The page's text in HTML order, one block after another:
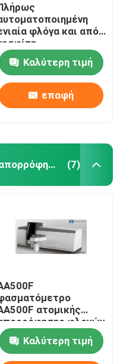
φλόγα και από
Spectrophotometer
ακτίνων
ατομικής
Καλύτερη τιμή
επαφή
Φασματόμετρο ατομικής απορρόφησης φλογών (7)
ατομικής
φλογών
υψηλής επίδοσης με
πυργίσκο 8-
λαμπτήρων
Καλύτερη τιμή